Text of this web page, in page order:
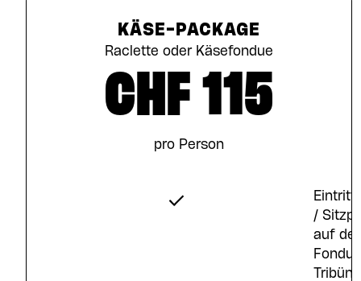
KÄSE-PACKAGE
Raclette oder Käsefondue
CHF 115
pro Person
/
auf der
Tribüne